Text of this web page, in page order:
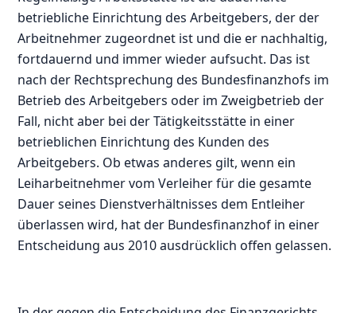
betriebliche Einrichtung des Arbeitgebers, der der
Arbeitnehmer zugeordnet ist und die er nachhaltig,
fortdauernd und immer wieder aufsucht. Das ist
nach der Rechtsprechung des Bundesfinanzhofs im
Betrieb des Arbeitgebers oder im Zweigbetrieb der
Fall, nicht aber bei der Tätigkeitsstätte in einer
betrieblichen Einrichtung des Kunden des
Arbeitgebers. Ob etwas anderes gilt, wenn ein
Leiharbeitnehmer vom Verleiher für die gesamte
Dauer seines Dienstverhältnisses dem Entleiher
überlassen wird, hat der Bundesfinanzhof in einer
Entscheidung aus 2010 ausdrücklich offen gelassen.